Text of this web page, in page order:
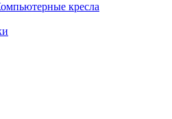
кресла